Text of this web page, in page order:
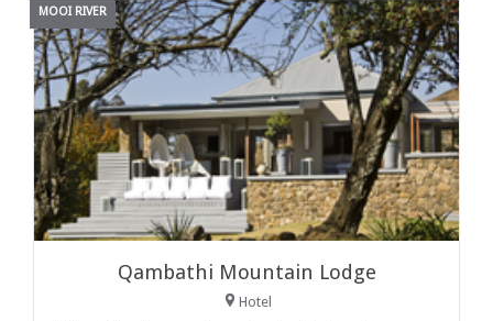
MOOI RIVER
Qambathi Mountain Lodge
Hotel